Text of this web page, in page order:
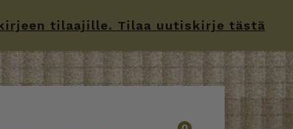
tilaajille. Tilaa uutiskirje tästä